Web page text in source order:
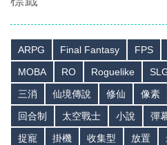
ARPG Final Fantasy FPS
MOBA
RO Roguelike
三消
仙境傳說 修仙 像素
回合制
太空戰士 小說 彈
捉寵
掛機 收集型 放置